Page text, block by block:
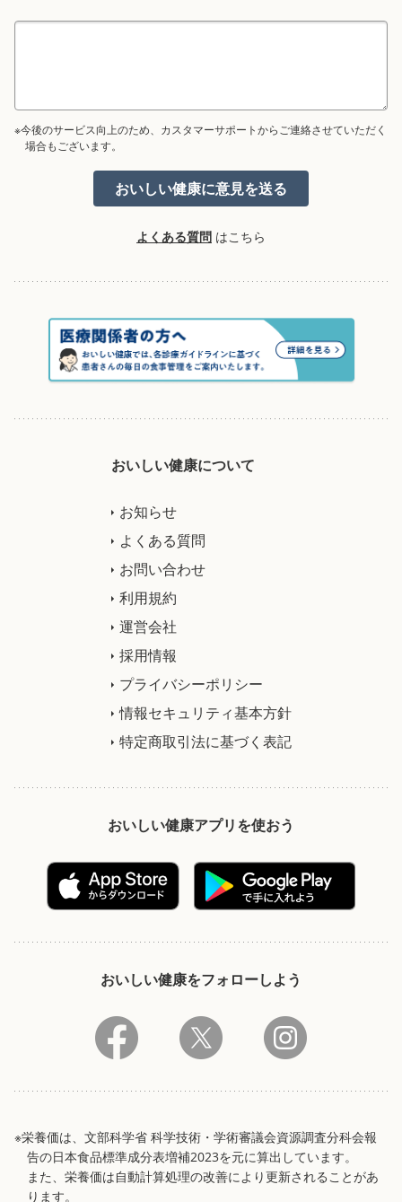
※今後のサービス向上のため、カスタマーサポートからご連絡させていただく
場合もございます。
よくある質問 はこちら
おいしい健康について
お知らせ
よくある質問
お問い合わせ
利用規約
運営会社
採用情報
プライバシーポリシー
情報セキュリティ基本方針
特定商取引法に基づく表記
おいしい健康アプリを使おう
おいしい健康をフォローしよう
※栄養価は、文部科学省 科学技術・学術審議会資源調査分科会報
告の日本食品標準成分表増補2023を元に算出しています。
また、栄養価は自動計算処理の改善により更新されることがあ
ります。